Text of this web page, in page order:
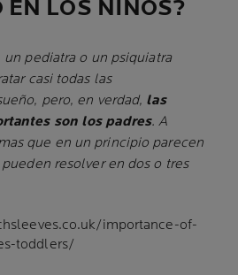
EN LOS NIÑOS?
pediatra o un psiquiatra
casi todas las
pero, en verdad, las
son los padres. A
que en un principio parecen
resolver en dos o tres
importance-of-
toddlers/